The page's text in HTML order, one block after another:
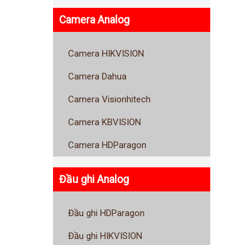
Camera Analog
Camera HIKVISION
Camera Dahua
Camera Visionhitech
Camera KBVISION
Camera HDParagon
Đầu ghi Analog
Đầu ghi HDParagon
Đầu ghi HIKVISION